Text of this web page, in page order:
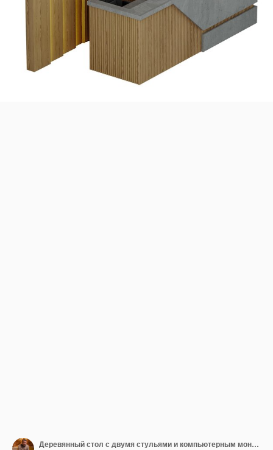
Деревянный стол с двумя стульями и компьютерным монитором